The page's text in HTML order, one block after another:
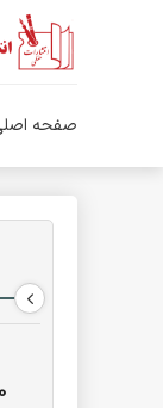
صفحه